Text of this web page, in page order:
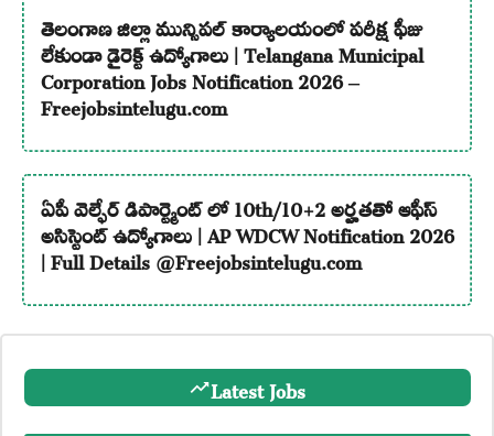
తెలంగాణ జిల్లా మున్సిపల్ కార్యాలయంలో పరీక్ష ఫీజు
లేకుండా డైరెక్ట్ ఉద్యోగాలు | Telangana Municipal
Corporation Jobs Notification 2026 –
Freejobsintelugu.com
ఏపీ వెల్ఫేర్ డిపార్ట్మెంట్ లో 10th/10+2 అర్హతతో ఆఫీస్
అసిస్టెంట్ ఉద్యోగాలు | AP WDCW Notification 2026
| Full Details @Freejobsintelugu.com
Latest Jobs